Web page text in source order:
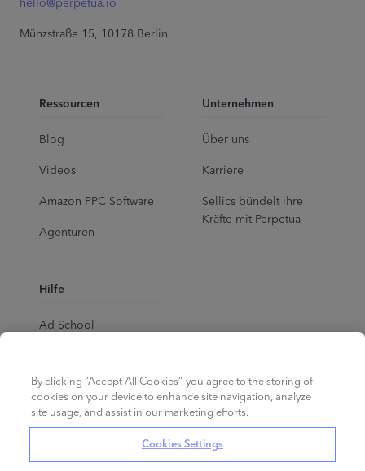
Münzstraße 15, 10178 Berlin
Ressourcen
Blog
Videos
Amazon PPC Software
Agenturen
Unternehmen
Über uns
Karriere
Sellics bündelt ihre
Kräfte mit Perpetua
Hilfe
Ad School
By clicking “Accept All Cookies”, you agree to the storing of
cookies on your device to enhance site navigation, analyze
site usage, and assist in our marketing efforts.
Cookies Settings